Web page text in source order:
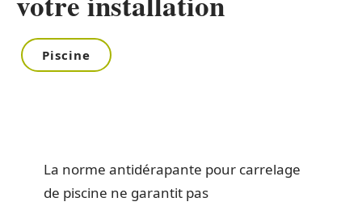
Piscine
La norme antidérapante pour carrelage
de piscine ne garantit pas